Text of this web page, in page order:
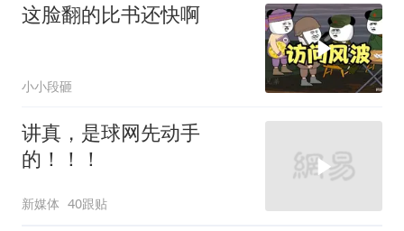
这脸翻的比书还快啊
小小段砸
讲真，是球网先动手
的！！！
新媒体 40跟贴